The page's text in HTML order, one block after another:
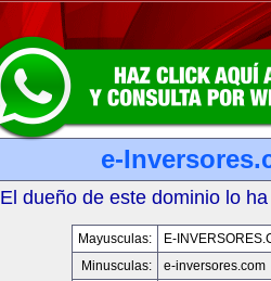
e-
El dueño de este dominio lo
Mayusculas:
E-
Minusculas:
e-inversores.com